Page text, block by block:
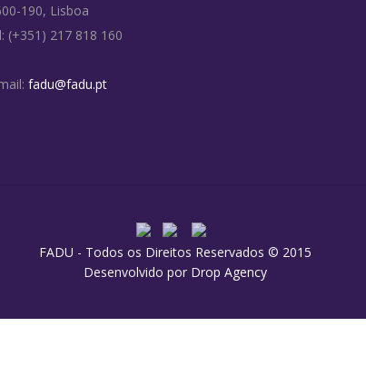
190, Lisboa
(+351) 217 818 160
fadu@fadu.pt
FADU - Todos os Direitos Reservados © 2015
Desenvolvido por Drop Agency